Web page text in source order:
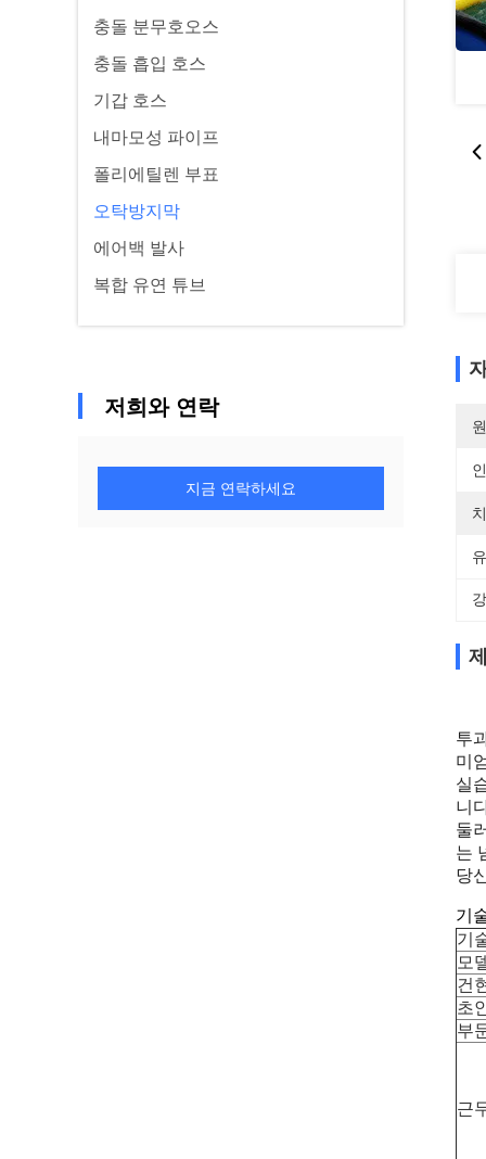
충돌 분무호오스
충돌 흡입 호스
기갑 호스
내마모성 파이프
폴리에틸렌 부표
오탁방지막
에어백 발사
복합 유연 튜브
저희와 연락
지금 연락하세요
투
미
실
니
둘
는
당
기
기
모
건
초
부
근